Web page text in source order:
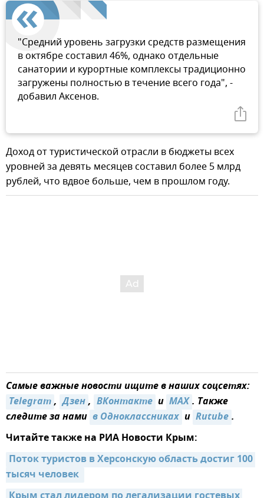
"Средний уровень загрузки средств размещения
в октябре составил 46%, однако отдельные
санатории и курортные комплексы традиционно
загружены полностью в течение всего года", -
добавил Аксенов.
Доход от туристической отрасли в бюджеты всех
уровней за девять месяцев составил более 5 млрд
рублей, что вдвое больше, чем в прошлом году.
Самые важные новости ищите в наших соцсетях:
Telegram, Дзен, ВКонтакте и MAX. Также
следите за нами в Одноклассниках и Rutube.
Читайте также на РИА Новости Крым:
Поток туристов в Херсонскую область достиг 100
тысяч человек